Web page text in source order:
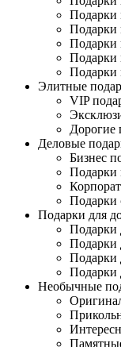
Подарки
Подарки
Подарки
Подарки
Подарки
Элитные
VIP
Дорогие
Деловые
Бизнес
Подарки
Подарки
Подарки для
Подарки
Подарки
Подарки
Подарки
Необычные